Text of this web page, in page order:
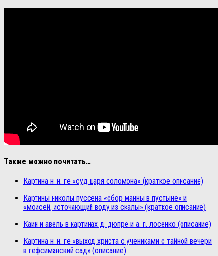
Также можно почитать…
Картина н. н. ге «суд царя соломона» (краткое описание)
Картины николы пуссена «сбор манны в пустыне» и
«моисей, источающий воду из скалы» (краткое описание)
Каин и авель в картинах д. дюпре и а. п. лосенко (описание)
Картина н. н. ге «выход христа с учениками с тайной вечери
в гефсиманский сад» (описание)